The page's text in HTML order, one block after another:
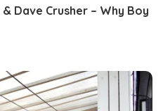
Dave Crusher – Why Boy